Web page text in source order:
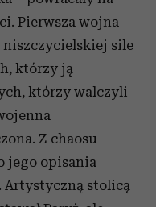
Pierwsza wojna
niszczycielskiej sile
którzy ją
którzy walczyli
Z chaosu
jego opisania
Artystyczną stolicą